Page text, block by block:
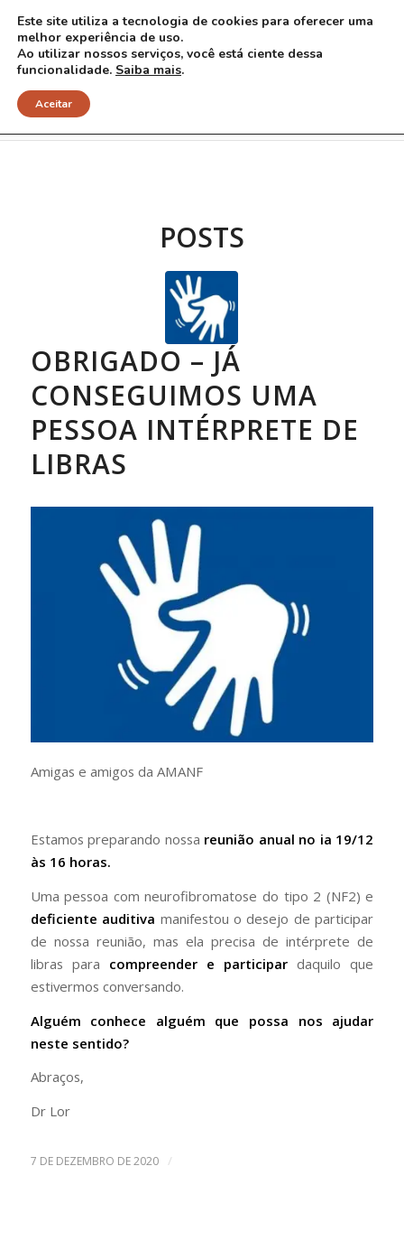
Arquivo para Tag: libras
POSTS
OBRIGADO – JÁ
CONSEGUIMOS UMA
PESSOA INTÉRPRETE DE
LIBRAS
Amigas e amigos da AMANF
Estamos preparando nossa reunião anual no ia 19/12
às 16 horas.
Uma pessoa com neurofibromatose do tipo 2 (NF2) e
deficiente auditiva manifestou o desejo de participar
de nossa reunião, mas ela precisa de intérprete de
libras para compreender e participar daquilo que
estivermos conversando.
Alguém conhece alguém que possa nos ajudar
neste sentido?
Abraços,
Dr Lor
7 DE DEZEMBRO DE 2020 /
Este site utiliza a tecnologia de cookies para oferecer uma
melhor experiência de uso.
Ao utilizar nossos serviços, você está ciente dessa
funcionalidade. Saiba mais.
Aceitar